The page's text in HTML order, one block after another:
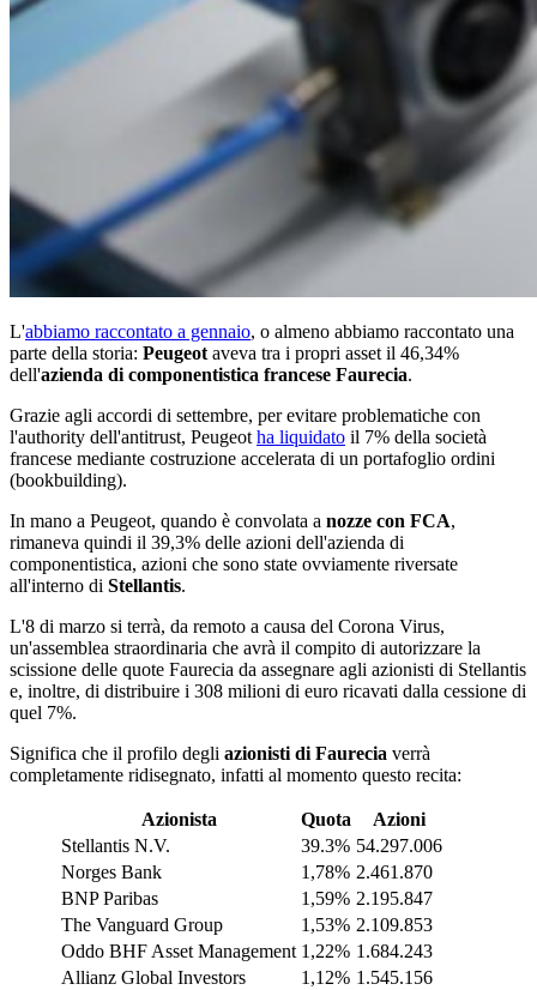
L'abbiamo raccontato a gennaio, o almeno abbiamo raccontato una
parte della storia: Peugeot aveva tra i propri asset il 46,34%
dell'azienda di componentistica francese Faurecia.
Grazie agli accordi di settembre, per evitare problematiche con
l'authority dell'antitrust, Peugeot ha liquidato il 7% della società
francese mediante costruzione accelerata di un portafoglio ordini
(bookbuilding).
In mano a Peugeot, quando è convolata a nozze con FCA,
rimaneva quindi il 39,3% delle azioni dell'azienda di
componentistica, azioni che sono state ovviamente riversate
all'interno di Stellantis.
L'8 di marzo si terrà, da remoto a causa del Corona Virus,
un'assemblea straordinaria che avrà il compito di autorizzare la
scissione delle quote Faurecia da assegnare agli azionisti di Stellantis
e, inoltre, di distribuire i 308 milioni di euro ricavati dalla cessione di
quel 7%.
Significa che il profilo degli azionisti di Faurecia verrà
completamente ridisegnato, infatti al momento questo recita:
Azionista Quota
Azioni
Stellantis N.V.
39.3% 54.297.006
Norges Bank
1,78% 2.461.870
BNP Paribas
1,59% 2.195.847
The Vanguard Group
1,53% 2.109.853
Oddo BHF Asset Management 1,22% 1.684.243
Allianz Global Investors
1,12% 1.545.156